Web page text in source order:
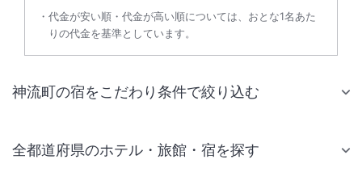
代金が安い順・代金が高い順については、おとな1名あた
りの代金を基準としています。
神流町の宿をこだわり条件で絞り込む
全都道府県のホテル・旅館・宿を探す